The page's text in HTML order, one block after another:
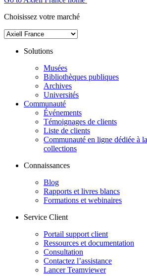
Choisissez votre marché
Solutions
Musées
Bibliothèques publiques
Archives
Universités
Communauté
Événements
Témoignages de clients
Liste de clients
Communauté en ligne dédiée à
collections
Connaissances
Blog
Rapports et livres blancs
Formations et webinaires
Service Client
Portail support client
Ressources et documentation
Consultation
Contactez l’assistance
Lancer Teamviewer